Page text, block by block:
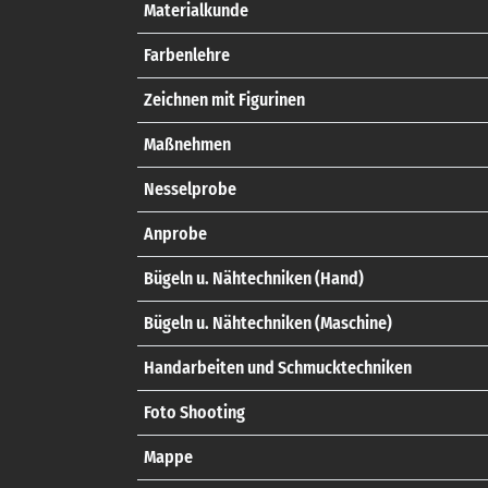
Materialkunde
Farbenlehre
Zeichnen mit Figurinen
Maßnehmen
Nesselprobe
Anprobe
Bügeln u. Nähtechniken (Hand)
Bügeln u. Nähtechniken (Maschine)
Handarbeiten und Schmucktechniken
Foto Shooting
Mappe